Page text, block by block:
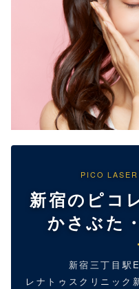
PICO
新宿のピコ
かさぶた
新宿三丁目駅
レナトゥスクリニック